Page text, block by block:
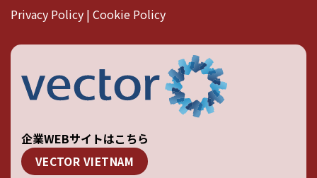
Privacy Policy | Cookie Policy
企業WEBサイトはこちら
VECTOR VIETNAM